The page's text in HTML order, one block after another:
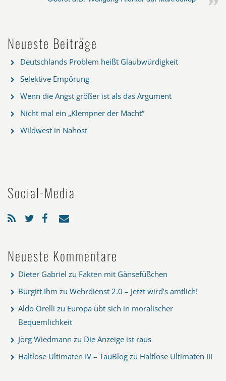
Neueste Beiträge
Deutschlands Problem heißt Glaubwürdigkeit
Selektive Empörung
Wenn die Angst größer ist als das Argument
Nicht mal ein „Klempner der Macht“
Wildwest in Nahost
Social-Media
Neueste Kommentare
Dieter Gabriel zu Fakten mit Gänsefüßchen
Burgitt Ihm zu Wehrdienst 2.0 – Jetzt wird’s amtlich!
Aldo Orelli zu Europa übt sich in moralischer
Bequemlichkeit
Jörg Wiedmann zu Die Anzeige ist raus
Haltlose Ultimaten IV – TauBlog zu Haltlose Ultimaten III